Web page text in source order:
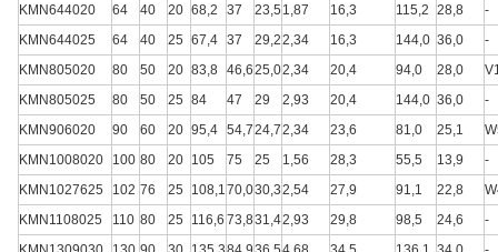
KMN644020
64 40 20 68,2 37 23,5 1,87 16,3 115,2 28,8
-
KMN644025
64 40 25 67,4 37 29,22,34 16,3 144,0 36,0
-
KMN805020
80 50 20 83,8 46,625,02,34 20,4 94,0 28,0
KMN805025
80 50 25 84 47 29 2,93 20,4 144,0 36,0
-
KMN906020
90 60 20 95,4 54,724,72,34 23,6 81,0 25,1
KMN1008020
100 80 20 105 75 25 1,56 28,3 55,5 13,9
-
KMN1027625
102 76 25 108,1 70,030,32,54 27,9 91,1 22,8
KMN1108025
110 80 25 116,6 73,831,42,93 29,8 98,5 24,6
-